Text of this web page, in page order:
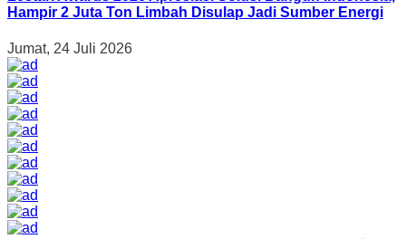
Hampir 2 Juta Ton Limbah Disulap Jadi Sumber Energi
Jumat, 24 Juli 2026